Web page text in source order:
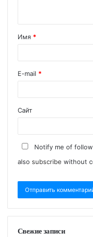
Имя *
E-mail *
Сайт
Notify me of
also subscribe without
Свежие записи